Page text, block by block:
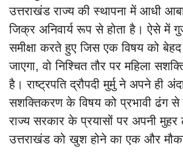
उत्तराखंड राज्य की स्थापना में आधी
जिक्र अनिवार्य रूप से होता है। ऐसे में
समीक्षा करते हुए जिस एक विषय को बेहद
जाएगा, वो निश्चित तौर पर महिला
है। राष्ट्रपति द्रौपदी मुर्मु ने अपने ही
सशक्तिकरण के विषय को प्रभावी ढंग से
राज्य सरकार के प्रयासों पर अपनी मुहर
उत्तराखंड को खुश होने का एक और मौका